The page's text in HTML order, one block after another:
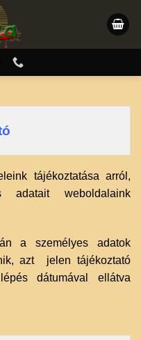
tájékoztatása arról,
adatait weboldalaink
a személyes adatok
azt jelen tájékoztató
dátumával ellátva